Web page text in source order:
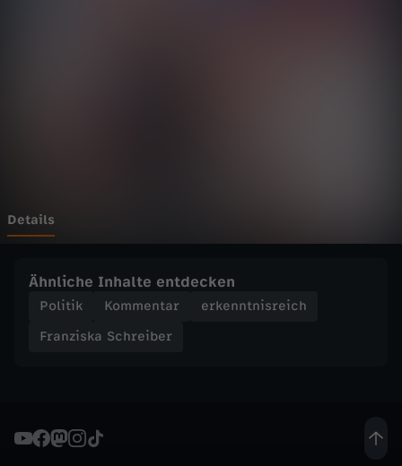
r
i
r
Details
Ähnliche Inhalte entdecken
Politik Kommentar
erkenntnisreich
Franziska Schreiber